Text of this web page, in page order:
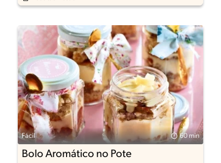
Fácil 60 min
Bolo Aromático no Pote